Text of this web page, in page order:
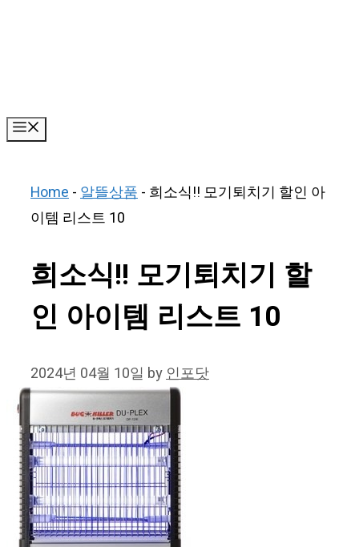
Home-알뜰상품- 희소식!! 모기퇴치기 할인 아
이템 리스트 10
희소식!! 모기퇴치기 할
인 아이템 리스트 10
2024년 04월 10일 by인포닷